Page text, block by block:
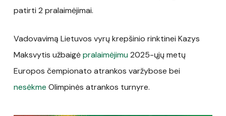
patirti 2 pralaimėjimai.
Vadovavimą Lietuvos vyrų krepšinio rinktinei Kazys
Maksvytis užbaigėpralaimėjimu2025-ųjų metų
Europos čempionato atrankos varžybose bei
nesėkme Olimpinės atrankos turnyre.